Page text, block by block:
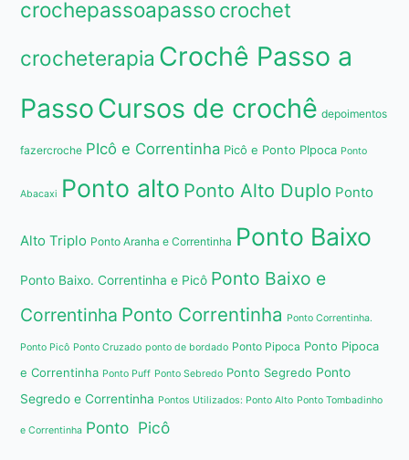
crochepassoapassocrochet
crocheterapia Crochê Passo a
PassoCursos de crochê depoimentos
fazercroche PIcô e Correntinha Picô e Ponto PIpoca Ponto
Abacaxi Ponto alto Ponto Alto Duplo Ponto
Alto Triplo Ponto Aranha e Correntinha Ponto Baixo
Ponto Baixo. Correntinha e Picô Ponto Baixo e
Correntinha Ponto Correntinha Ponto Correntinha.
Ponto Picô Ponto Cruzado ponto de bordado Ponto Pipoca Ponto Pipoca
e Correntinha Ponto Puff Ponto Sebredo Ponto Segredo Ponto
Segredo e Correntinha Pontos Utilizados: Ponto Alto Ponto Tombadinho
e Correntinha Ponto Picô